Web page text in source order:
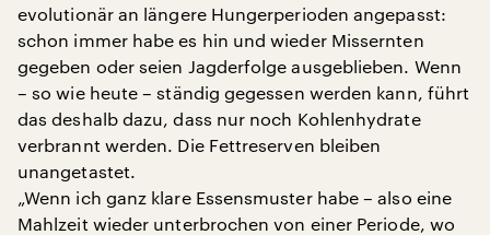
evolutionär an längere Hungerperioden angepasst:
schon immer habe es hin und wieder Missernten
gegeben oder seien Jagderfolge ausgeblieben. Wenn
– so wie heute – ständig gegessen werden kann, führt
das deshalb dazu, dass nur noch Kohlenhydrate
verbrannt werden. Die Fettreserven bleiben
unangetastet.
„Wenn ich ganz klare Essensmuster habe – also eine
Mahlzeit wieder unterbrochen von einer Periode, wo